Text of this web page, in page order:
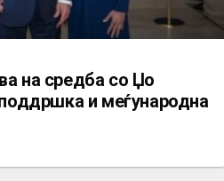
на средба со Џо
и меѓународна